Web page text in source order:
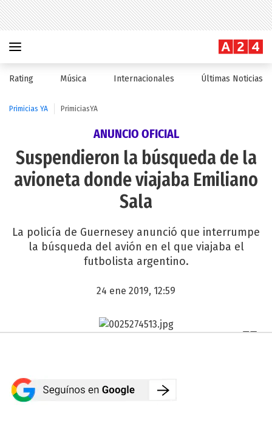
Rating Música Internacionales Últimas Noticias
Primicias YA PrimiciasYA
ANUNCIO OFICIAL
Suspendieron la búsqueda de la
avioneta donde viajaba Emiliano
Sala
La policía de Guernesey anunció que interrumpe
la búsqueda del avión en el que viajaba el
futbolista argentino.
24 ene 2019, 12:59